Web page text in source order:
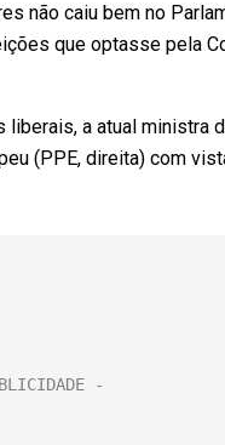
não caiu bem no
que optasse pela
a atual ministra
(PPE, direita) com